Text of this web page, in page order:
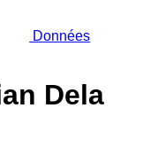
Données
Dela